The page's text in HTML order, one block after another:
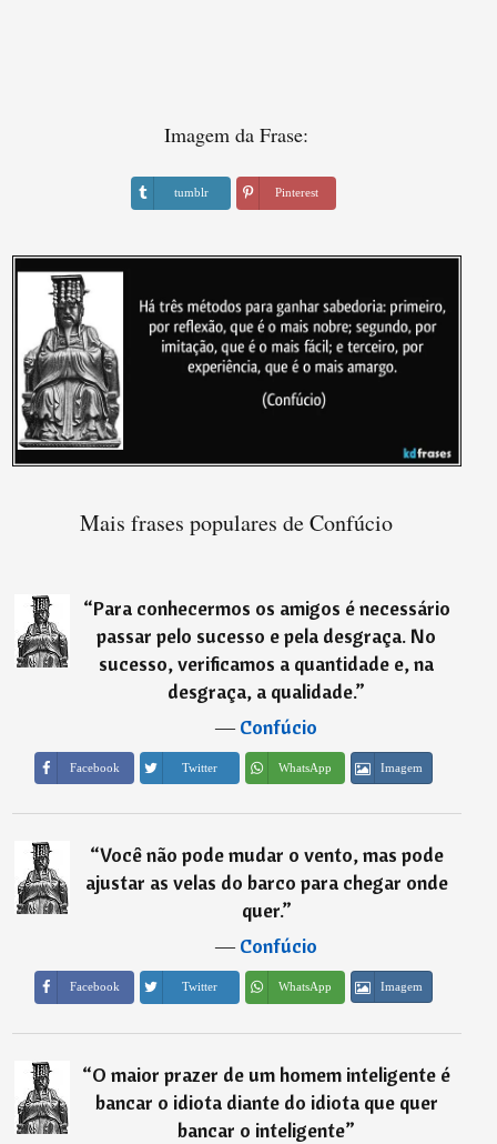
Imagem da Frase:
tumblr Pinterest
Mais frases populares de Confúcio
“Para conhecermos os amigos é necessário
passar pelo sucesso e pela desgraça. No
sucesso, verificamos a quantidade e, na
desgraça, a qualidade.”
―Confúcio
Facebook Twitter WhatsApp Imagem
“Você não pode mudar o vento, mas pode
ajustar as velas do barco para chegar onde
quer.”
―Confúcio
Facebook Twitter WhatsApp Imagem
“O maior prazer de um homem inteligente é
bancar o idiota diante do idiota que quer
bancar o inteligente”